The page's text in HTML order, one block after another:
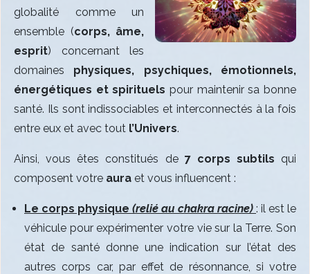
globalité comme un
ensemble (corps, âme,
esprit) concernant les
domaines physiques, psychiques, émotionnels,
énergétiques et spirituels pour maintenir sa bonne
santé. Ils sont indissociables et interconnectés à la fois
entre eux et avec tout l’Univers.
Ainsi, vous êtes constitués de 7 corps subtils qui
composent votre aura et vous influencent :
Le corps physique (relié au chakra racine) : il est le
véhicule pour expérimenter votre vie sur la Terre. Son
état de santé donne une indication sur l’état des
autres corps car, par effet de résonnance, si votre